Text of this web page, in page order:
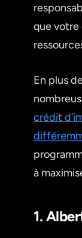
que votre
En plus
crédit
à
1.